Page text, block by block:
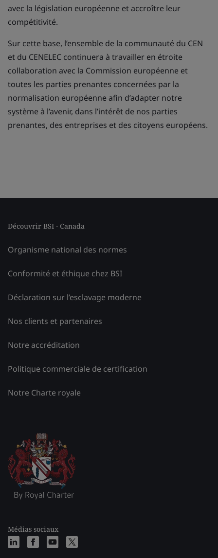
avec la législation européenne et accroître leur
compétitivité.
Sur cette base, l’ensemble de la communauté du CEN
et du CENELEC continuera à travailler en étroite
collaboration avec la Commission européenne et
toutes les parties prenantes concernées par la
normalisation européenne afin d’adapter notre
système à l’avenir, dans l’intérêt de nos parties
prenantes, des entreprises et des citoyens européens.
Découvrir BSI - Canada
Organisme national des normes
Conformité et éthique chez BSI
Déclaration sur l’esclavage moderne
Nos clients et partenaires
Notre accréditation
Politique commerciale de certification
Notre Charte royale
Médias sociaux